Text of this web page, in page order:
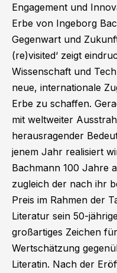
Engagement und
Erbe von Ingeborg
Gegenwart und
(re)visited‘ zeigt
Wissenschaft und
neue, internationale
Erbe zu schaffen.
mit weltweiter
herausragender
jenem Jahr realisiert
Bachmann 100 Jahre
zugleich der nach ihr
Preis im Rahmen der
Literatur sein 50-
großartiges Zeichen
Wertschätzung
Literatin. Nach der